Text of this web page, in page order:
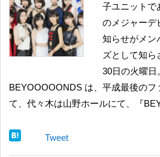
子ユニットで
のメジャーデ
知らせがメン
ズとして知ら
30日の火曜日
BEYOOOOONDS は、平成最後のフ
て、代々木は山野ホールにて、『
Tweet